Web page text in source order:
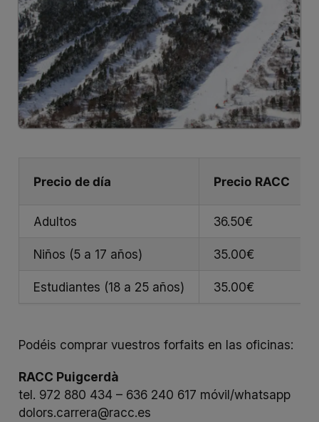
Precio de día Precio RACC
Adultos 36.50€
Niños (5 a 17 años) 35.00€
Estudiantes (18 a 25 años) 35.00€
Podéis comprar vuestros forfaits en las oficinas:
RACC Puigcerdà
tel. 972 880 434 – 636 240 617 móvil/whatsapp
dolors.carrera@racc.es